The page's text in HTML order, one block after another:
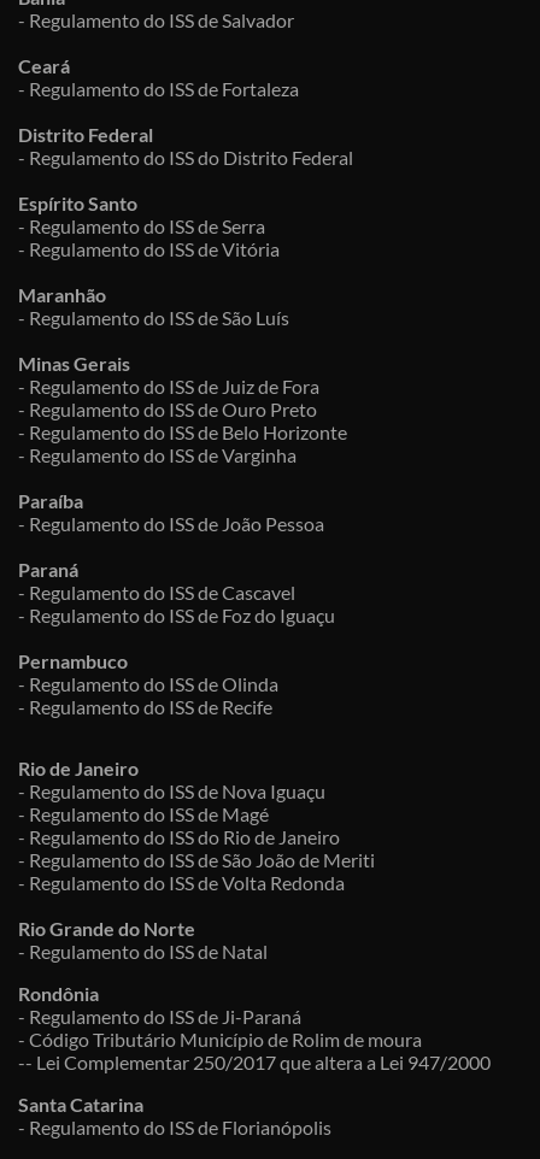
- Regulamento do ISS de Salvador
Ceará
- Regulamento do ISS de Fortaleza
Distrito Federal
- Regulamento do ISS do Distrito Federal
Espírito Santo
- Regulamento do ISS de Serra
- Regulamento do ISS de Vitória
Maranhão
- Regulamento do ISS de São Luís
Minas Gerais
- Regulamento do ISS de Juiz de Fora
- Regulamento do ISS de Ouro Preto
- Regulamento do ISS de Belo Horizonte
- Regulamento do ISS de Varginha
Paraíba
- Regulamento do ISS de João Pessoa
Paraná
- Regulamento do ISS de Cascavel
- Regulamento do ISS de Foz do Iguaçu
Pernambuco
- Regulamento do ISS de Olinda
- Regulamento do ISS de Recife
Rio de Janeiro
- Regulamento do ISS de Nova Iguaçu
- Regulamento do ISS de Magé
- Regulamento do ISS do Rio de Janeiro
- Regulamento do ISS de São João de Meriti
- Regulamento do ISS de Volta Redonda
Rio Grande do Norte
- Regulamento do ISS de Natal
Rondônia
- Regulamento do ISS de Ji-Paraná
- Código Tributário Município de Rolim de moura
-- Lei Complementar 250/2017 que altera a Lei 947/2000
Santa Catarina
- Regulamento do ISS de Florianópolis